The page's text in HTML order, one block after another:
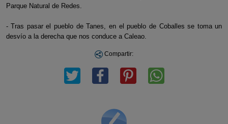
Parque Natural de Redes.
- Tras pasar el pueblo de Tanes, en el pueblo de Coballes se toma un
desvío a la derecha que nos conduce a Caleao.
Compartir: